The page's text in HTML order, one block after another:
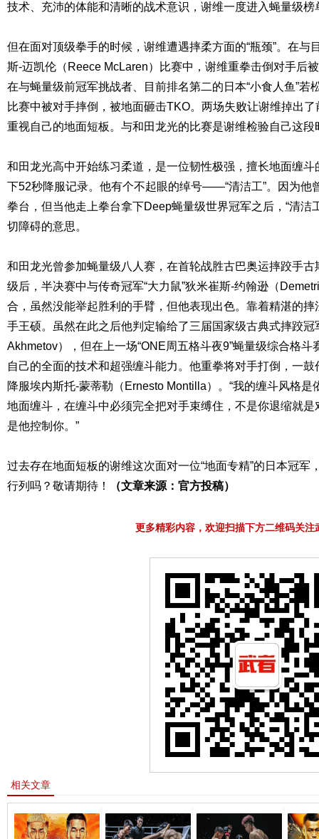
技术、充沛的体能和清晰的战术意识，谢维一度进入蝇量级榜
但在面对顶级拳手的时候，谢维遭遇摔柔方面的“瓶颈”。在与
斯-迈凯伦（Reece McLaren）比赛中，谢维重拳击倒对手后
在与蝇量级前冠军挑战者、目前排名第二的日本“小食人鱼”若
比赛中被对手摔倒，被地面砸击TKO。两场失败让谢维掉出
重视自己的地面短板。与和田龙光的比赛是谢维检验自己这
和田龙光高中开始练习柔道，是一位韧性极强，擅长地面缠
下52秒降服记录。他有个不起眼的绰号——“清洁工”。因为他
拳台，但当他走上拳台拿下Deep蝇量级世界冠军之后，“清洁
切障碍的意思。
和田龙光曾参加蝇量级八人赛，在首轮战胜古巴奥运摔跤手
级后，半决赛中与传奇冠军“大力鼠”狄米崔斯-约翰逊（
合，虽然没能举起胜利的手臂，但他表现出色。靠着精湛的
手王硕。虽然在此之后他判定输给了三届国家级古典式摔跤
Akhmetov），但在上一场“ONE周五格斗夜9”蝇量级综合格
自己的全面的技术和超强缠斗能力。他重拳将对手打倒，一
降服埃内斯托-蒙蒂勒（Ernesto Montilla）。“我的缠斗风格
地面缠斗，在缠斗中必须完全把对手束缚住，不是你退缩就
是他控制你。”
过去存在地面短板的谢维这次面对一位“地面专精”的日本冠军
行列吗？敬请期待！
（文章来源：官方投稿）
更多精彩内容，欢迎扫描下方二维码关注
相关文章